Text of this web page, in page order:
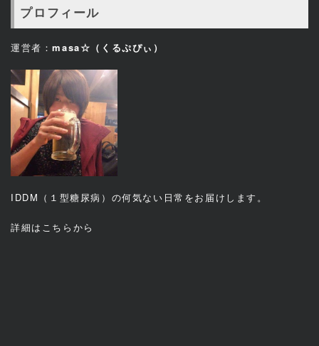
プロフィール
運営者：masa☆（くるぷぴぃ）
IDDM（１型糖尿病）の何気ない日常をお届けします。
詳細は こちら から